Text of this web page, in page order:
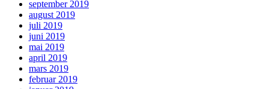
september 2019
august 2019
juli 2019
juni 2019
mai 2019
april 2019
mars 2019
februar 2019